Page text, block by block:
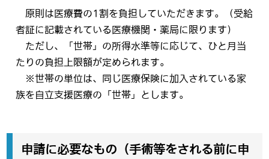
原則は医療費の1割を負担していただきます。（受給
者証に記載されている医療機関・薬局に限ります）
ただし、「世帯」の所得水準等に応じて、ひと月当
たりの負担上限額が定められます。
※世帯の単位は、同じ医療保険に加入されている家
族を自立支援医療の「世帯」とします。
申請に必要なもの（手術等をされる前に申